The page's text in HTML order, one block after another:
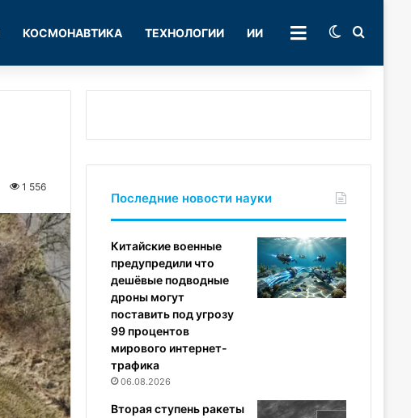
КОСМОНАВТИКА ТЕХНОЛОГИИ ИИ РУБРИКИSwitch skin
1 556
Последние новости науки
Китайские военные
предупредили что
дешёвые подводные
дроны могут
поставить под угрозу
99 процентов
мирового интернет-
трафика
06.08.2026
Вторая ступень ракеты